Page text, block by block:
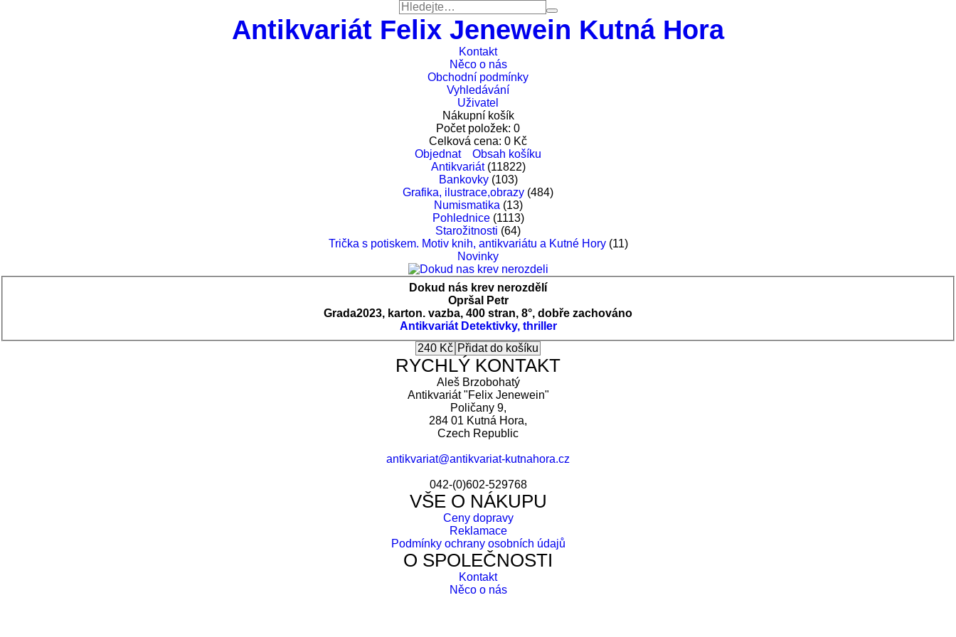
Antikvariát Felix Jenewein Kutná Hora
Kontakt
Něco o nás
Obchodní podmínky
Vyhledávání
Uživatel
Nákupní košík
Počet položek: 0
Celková cena: 0 Kč
Objednat
Obsah košíku
Antikvariát(11822)
Bankovky(103)
Grafika, ilustrace,obrazy (484)
Numismatika (13)
Pohlednice(1113)
Starožitnosti (64)
Trička s potiskem. Motiv knih, antikvariátu a Kutné Hory(11)
Novinky
Dokud nás krev nerozdělí
Opršal Petr
Grada2023, karton. vazba, 400 stran, 8°, dobře zachováno
Antikvariát Detektivky, thriller
RYCHLÝ KONTAKT
Aleš Brzobohatý
Antikvariát "Felix Jenewein"
Poličany 9,
284 01 Kutná Hora,
Czech Republic
antikvariat@antikvariat-kutnahora.cz
042-(0)602-529768
VŠE O NÁKUPU
Ceny dopravy
Reklamace
Podmínky ochrany osobních údajů
O SPOLEČNOSTI
Kontakt
Něco o nás